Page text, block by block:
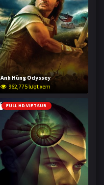
Anh Hùng Odyssey
962,775 lượt xem
FULL HD VIETSUB